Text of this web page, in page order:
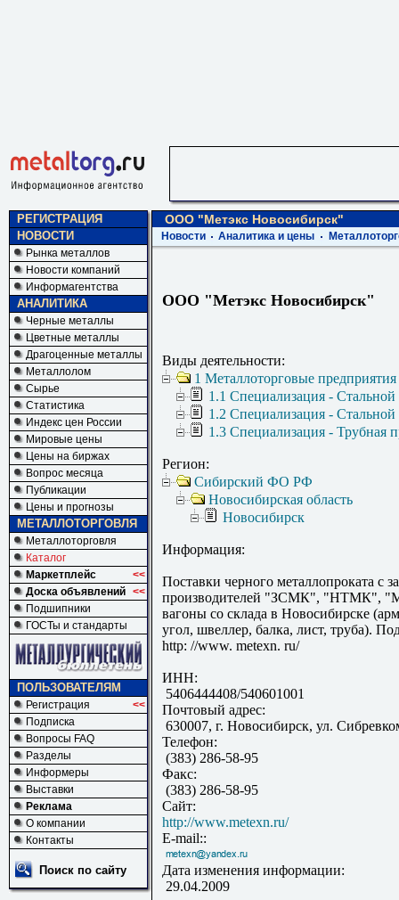
РЕГИСТРАЦИЯ
НОВОСТИ
Рынка металлов
Новости компаний
Информагентства
АНАЛИТИКА
Черные металлы
Цветные металлы
Драгоценные металлы
Металлолом
Сырье
Статистика
Индекс цен России
Мировые цены
Цены на биржах
Вопрос месяца
Публикации
Цены и прогнозы
МЕТАЛЛОТОРГОВЛЯ
Металлоторговля
Каталог
Маркетплейс
<<
Доска объявлений <<
Подшипники
ГОСТы и стандарты
ПОЛЬЗОВАТЕЛЯМ
Регистрация
<<
Подписка
Вопросы FAQ
Разделы
Информеры
Выставки
Реклама
О компании
Контакты
Поиск по сайту
ООО "Метэкс Новосибирск"
Новости Аналитика и цены
ООО "Метэкс Новосибирск"
Виды деятельности:
1 Металлоторговые
1.1 Специализация - Стальной
1.2 Специализация -
1.3 Специализация - Трубная
Регион:
Сибирский ФО РФ
Новосибирская область
Новосибирск
Информация:
Поставки черного металлопроката с
производителей "ЗСМК", "НТМК",
вагоны со склада в Новосибирске
угол, швеллер, балка, лист, труба).
http: //www. metexn. ru/
ИНН:
5406444408/540601001
Почтовый адрес:
630007, г. Новосибирск, ул.
Телефон:
(383) 286-58-95
Факс:
(383) 286-58-95
Сайт:
http://www.metexn.ru/
E-mail::
Дата изменения информации:
29.04.2009